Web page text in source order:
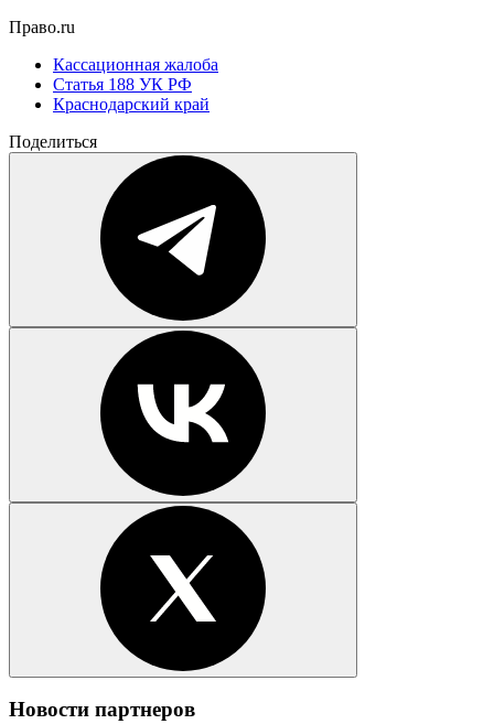
Право.ru
Кассационная жалоба
Статья 188 УК РФ
Краснодарский край
Поделиться
Новости партнеров